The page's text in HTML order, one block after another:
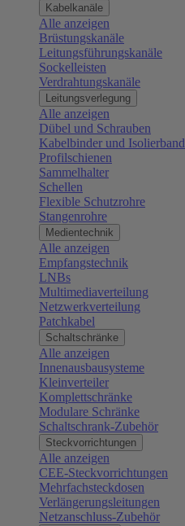
Kabelkanäle
Alle anzeigen
Brüstungskanäle
Leitungsführungskanäle
Sockelleisten
Verdrahtungskanäle
Leitungsverlegung
Alle anzeigen
Dübel und Schrauben
Kabelbinder und Isolierband
Profilschienen
Sammelhalter
Schellen
Flexible Schutzrohre
Stangenrohre
Medientechnik
Alle anzeigen
Empfangstechnik
LNBs
Multimediaverteilung
Netzwerkverteilung
Patchkabel
Schaltschränke
Alle anzeigen
Innenausbausysteme
Kleinverteiler
Komplettschränke
Modulare Schränke
Schaltschrank-Zubehör
Steckvorrichtungen
Alle anzeigen
CEE-Steckvorrichtungen
Mehrfachsteckdosen
Verlängerungsleitungen
Netzanschluss-Zubehör